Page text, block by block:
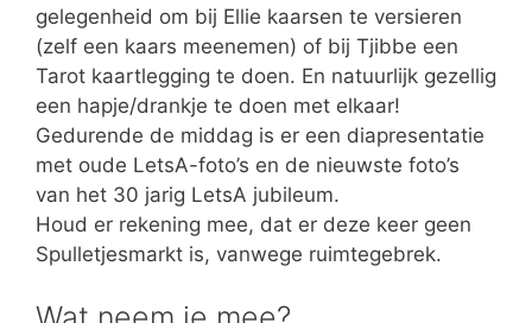
gelegenheid om bij Ellie kaarsen te versieren
(zelf een kaars meenemen) of bij Tjibbe een
Tarot kaartlegging te doen. En natuurlijk gezellig
een hapje/drankje te doen met elkaar!
Gedurende de middag is er een diapresentatie
met oude LetsA-foto’s en de nieuwste foto’s
van het 30 jarig LetsA jubileum.
Houd er rekening mee, dat er deze keer geen
Spulletjesmarkt is, vanwege ruimtegebrek.